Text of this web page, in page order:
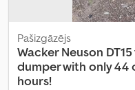
Pašizgāzējs
Wacker Neuson
dumper with only 44
hours!